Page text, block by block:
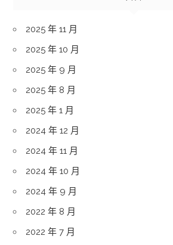
2025 年 11 月
2025 年 10 月
2025 年 9 月
2025 年 8 月
2025 年 1 月
2024 年 12 月
2024 年 11 月
2024 年 10 月
2024 年 9 月
2022 年 8 月
2022 年 7 月